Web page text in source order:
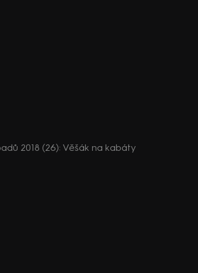
2018 (26): Věšák na kabáty